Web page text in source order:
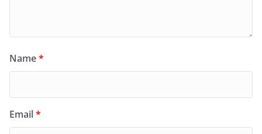
Name*
Email*